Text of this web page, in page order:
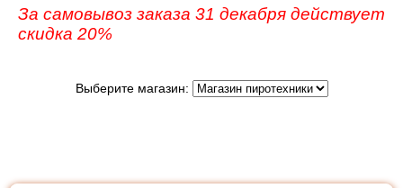
За самовывоз заказа 31 декабря действует
скидка 20%
Выберите магазин: